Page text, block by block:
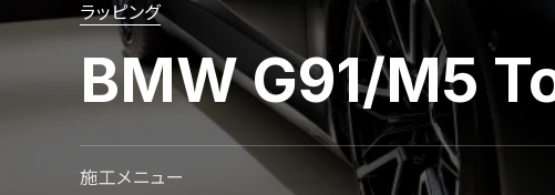
ラッピング
BMW G91/M5
施工メニュー